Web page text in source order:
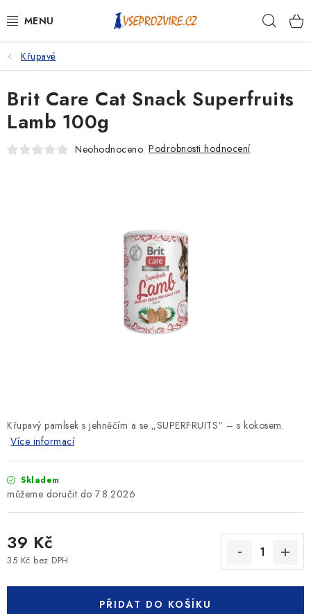
na
PSI
KOČKY
KONĚ
KRÁLÍCI/HLODAVCI/PTÁCI
Křupavé
Křupavý pamlsek s jehněčím a se „SUPERFRUITS“ – s kokosem.
Více informací
Skladem
7.8.2026
39 Kč
35 Kč bez DPH
PŘIDAT DO KOŠÍKU
Brit Care Cat Snack Superfruits
Lamb 100g
Neohodnoceno Podrobnosti hodnocení